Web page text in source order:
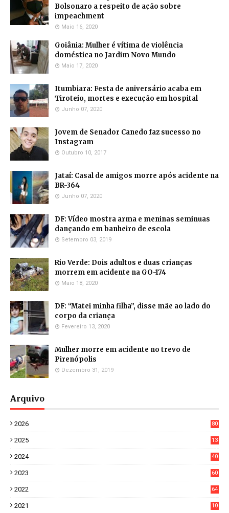
Bolsonaro a respeito de ação sobre
impeachment
Maio 16, 2020
Goiânia: Mulher é vítima de violência
doméstica no Jardim Novo Mundo
Maio 17, 2020
Itumbiara: Festa de aniversário acaba em
Tiroteio, mortes e execução em hospital
Junho 07, 2020
Jovem de Senador Canedo faz sucesso no
Instagram
Outubro 10, 2017
Jataí: Casal de amigos morre após acidente na
BR-364
Junho 07, 2020
DF: Vídeo mostra arma e meninas seminuas
dançando em banheiro de escola
Setembro 03, 2019
Rio Verde: Dois adultos e duas crianças
morrem em acidente na GO-174
Maio 18, 2020
DF: “Matei minha filha”, disse mãe ao lado do
corpo da criança
Fevereiro 13, 2020
Mulher morre em acidente no trevo de
Pirenópolis
Dezembro 31, 2019
Arquivo
2026
80
2025
13
2024
40
2023
60
2022
64
2021
10